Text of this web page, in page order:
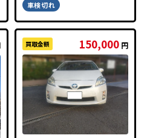
車検切れ
買取金額 150,000 円